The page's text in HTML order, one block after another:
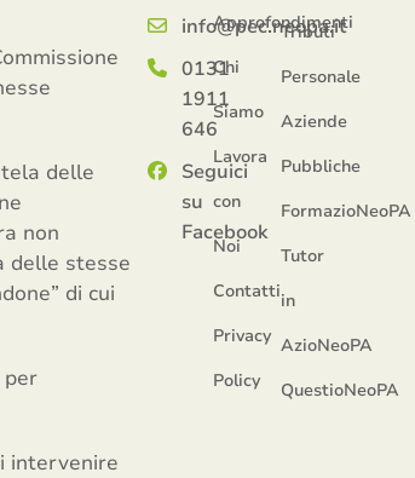
delle
non
delle stesse
di cui
per
intervenire
info@pec.neopa.it
0131
1911
646
Seguici
su
Facebook
Approfondimenti
Chi
Siamo
Lavora
con
Noi
Contatti
Privacy
Policy
Tributi
Personale
Aziende
Pubbliche
FormazioNeoPA
Tutor
in
AzioNeoPA
QuestioNeoPA